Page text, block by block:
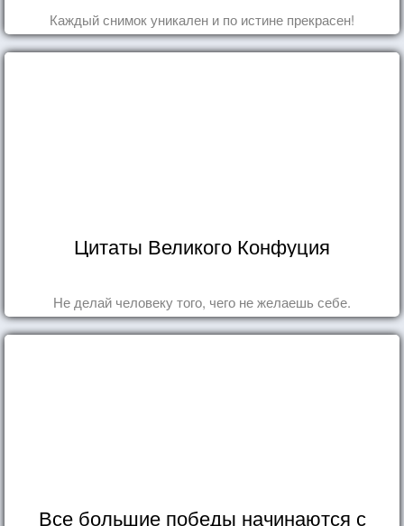
Каждый снимок уникален и по истине прекрасен!
Цитаты Великого Конфуция
Не делай человеку того, чего не желаешь себе.
Все большие победы начинаются с